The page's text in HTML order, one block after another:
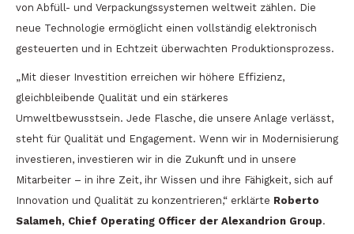
von Abfüll- und Verpackungssystemen weltweit zählen. Die
neue Technologie ermöglicht einen vollständig elektronisch
gesteuerten und in Echtzeit überwachten Produktionsprozess.
„Mit dieser Investition erreichen wir höhere Effizienz,
gleichbleibende Qualität und ein stärkeres
Umweltbewusstsein. Jede Flasche, die unsere Anlage verlässt,
steht für Qualität und Engagement. Wenn wir in Modernisierung
investieren, investieren wir in die Zukunft und in unsere
Mitarbeiter – in ihre Zeit, ihr Wissen und ihre Fähigkeit, sich auf
Innovation und Qualität zu konzentrieren,“ erklärte Roberto
Salameh, Chief Operating Officer der Alexandrion Group.